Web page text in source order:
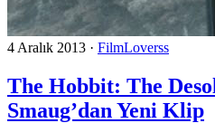
4 Aralık 2013 · FilmLoverss
The Hobbit: The
Smaug’dan Yeni Klip